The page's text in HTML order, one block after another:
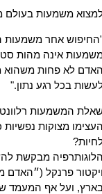
משמעות בעולם
אחר משמעות
אינה מהות
האדם לא פחות משהוא
בכל רגע נתון."
המשמעות
העצימו מצוקות נפשיות
הלוגותרפיה מבקשת
ויקטור פרנקל (״האדם
ועל אף המעמד